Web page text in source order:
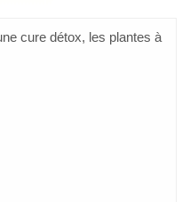
cure détox, les plantes à